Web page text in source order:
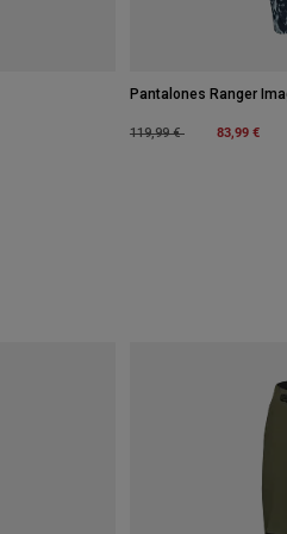
Pantalones Ranger
Price reduced from
119,99 €to 83,99 €